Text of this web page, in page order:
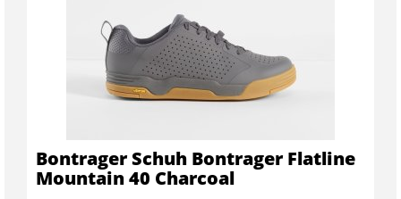
Bontrager Schuh Bontrager Flatline
Mountain 40 Charcoal